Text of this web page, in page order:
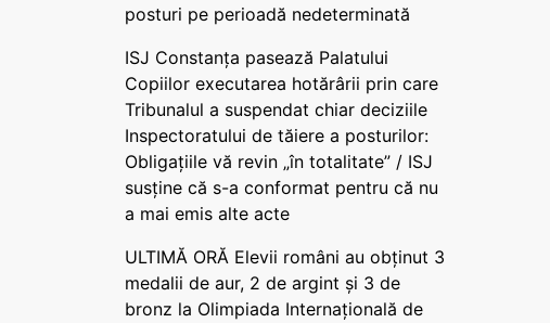
posturi pe perioadă nedeterminată
ISJ Constanța pasează Palatului
Copiilor executarea hotărârii prin care
Tribunalul a suspendat chiar deciziile
Inspectoratului de tăiere a posturilor:
Obligațiile vă revin „în totalitate” / ISJ
susține că s-a conformat pentru că nu
a mai emis alte acte
ULTIMĂ ORĂ Elevii români au obținut 3
medalii de aur, 2 de argint și 3 de
bronz la Olimpiada Internațională de